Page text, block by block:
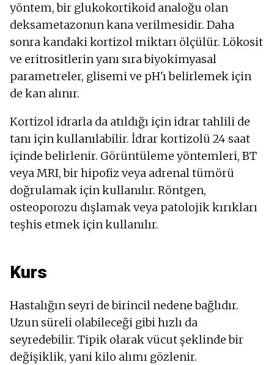
yöntem, bir glukokortikoid analoğu olan
deksametazonun kana verilmesidir. Daha
sonra kandaki kortizol miktarı ölçülür. Lökosit
ve eritrositlerin yanı sıra biyokimyasal
parametreler, glisemi ve pH'ı belirlemek için
de kan alınır.
Kortizol idrarla da atıldığı için idrar tahlili de
tanı için kullanılabilir. İdrar kortizolü 24 saat
içinde belirlenir. Görüntüleme yöntemleri, BT
veya MRI, bir hipofiz veya adrenal tümörü
doğrulamak için kullanılır. Röntgen,
osteoporozu dışlamak veya patolojik kırıkları
teşhis etmek için kullanılır.
Kurs
Hastalığın seyri de birincil nedene bağlıdır.
Uzun süreli olabileceği gibi hızlı da
seyredebilir. Tipik olarak vücut şeklinde bir
değişiklik, yani kilo alımı gözlenir.